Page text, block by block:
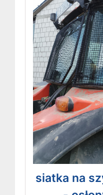
siatka na